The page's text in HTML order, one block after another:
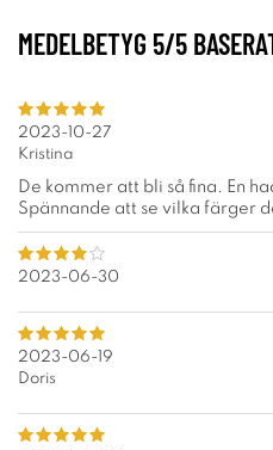
MEDELBETYG 5/5
2023-10-27
Kristina
De kommer att bli så fina. En
Spännande att se vilka färger
2023-06-30
2023-06-19
Doris